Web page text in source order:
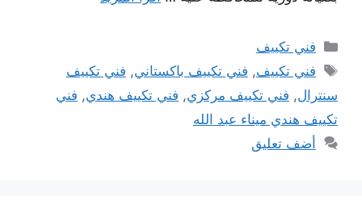
التصنيفات
فني تكييف
الوسوم
فني تكييف, فني تكييف باكستاني, فني تكييف
سنترال, فني تكييف مركزي, فني تكييف هندي, فني
تكييف هندي ميناء عبد الله
أضف تعليق